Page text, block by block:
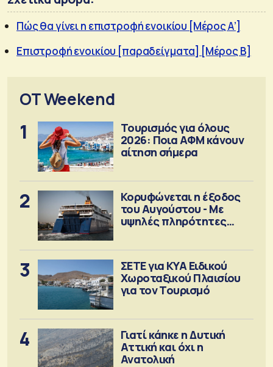
Πώς θα γίνει η επιστροφή ενοικίου [Μέρος Α’]
Επιστροφή ενοικίου [παραδείγματα] [Μέρος Β]
OT Weekend
1
Τουρισμός για όλους
2026: Ποια ΑΦΜ κάνουν
αίτηση σήμερα
2
Κορυφώνεται η έξοδος
του Αυγούστου - Με
υψηλές πληρότητες
3
ΣΕΤΕ για ΚΥΑ Ειδικού
Χωροταξικού Πλαισίου
για τον Τουρισμό
4
Γιατί κάηκε η Δυτική
Αττική και όχι η
Ανατολική